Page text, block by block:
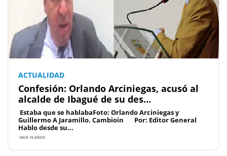
ACTUALIDAD
Confesión: Orlando Arciniegas, acusó al
alcalde de Ibagué de su des...
Estaba que se hablabaFoto: Orlando Arciniegas y
Guillermo A Jaramillo. Cambioin Por: Editor General
Hablo desde su...
HACE 10 AÑOS